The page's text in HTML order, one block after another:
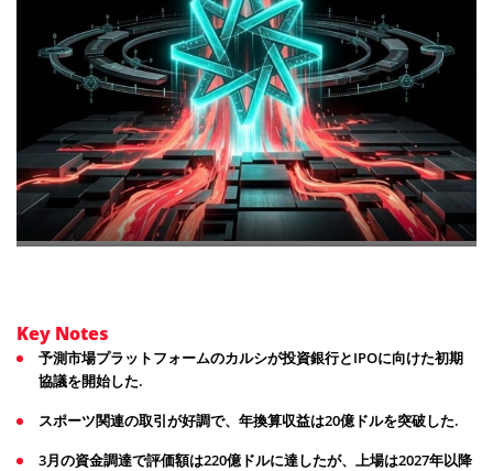
Key Notes
予測市場プラットフォームのカルシが投資銀行とIPOに向けた初期
協議を開始した.
スポーツ関連の取引が好調で、年換算収益は20億ドルを突破した.
3月の資金調達で評価額は220億ドルに達したが、上場は2027年以降